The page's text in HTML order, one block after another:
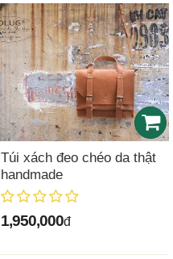
Túi xách đeo chéo da thật
handmade
1,950,000đ